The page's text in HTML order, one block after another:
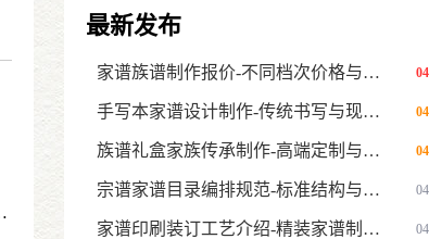
最新发布
家谱族谱制作报价-不同档次价格与影响因素全面指南
手写本家谱设计制作-传统书写与现代定制结合指南
族谱礼盒家族传承制作-高端定制与长久保存指南
宗谱家谱目录编排规范-标准结构与排版设计指南
家谱印刷装订工艺介绍-精装家谱制作方式与选择指南